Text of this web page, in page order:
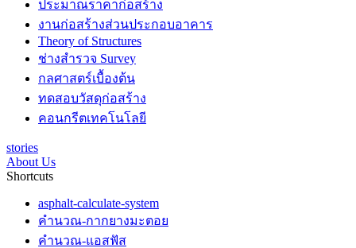
ประมาณราคาก่อสร้าง
งานก่อสร้างส่วนประกอบอาคาร
Theory of Structures
ช่างสำรวจ Survey
กลศาสตร์เบื้องต้น
ทดสอบวัสดุก่อสร้าง
คอนกรีตเทคโนโลยี
stories
About Us
Shortcuts
asphalt-calculate-system
คำนวณ-กากยางมะตอย
คำนวณ-แอสฟัส